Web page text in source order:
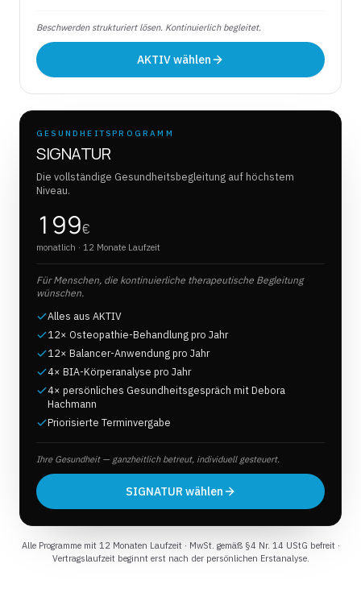
Beschwerden strukturiert lösen. Kontinuierlich begleitet.
AKTIV wählen
GESUNDHEITSPROGRAMM
SIGNATUR
Die vollständige Gesundheitsbegleitung auf höchstem
Niveau.
199€
monatlich · 12 Monate Laufzeit
Für Menschen, die kontinuierliche therapeutische Begleitung
wünschen.
Alles aus AKTIV
12× Osteopathie-Behandlung pro Jahr
12× Balancer-Anwendung pro Jahr
4× BIA-Körperanalyse pro Jahr
4× persönliches Gesundheitsgespräch mit Debora
Hachmann
Priorisierte Terminvergabe
Ihre Gesundheit — ganzheitlich betreut, individuell gesteuert.
SIGNATUR wählen
Alle Programme mit 12 Monaten Laufzeit · MwSt. gemäß §4 Nr. 14 UStG befreit ·
Vertragslaufzeit beginnt erst nach der persönlichen Erstanalyse.